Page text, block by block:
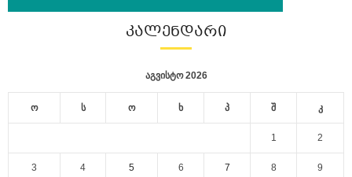
ᲙᲐᲚᲔᲜᲓᲐᲠᲘ
აგვისტო 2026
ო ს ო ხ პ შ კ
1 2
3 4 5 6 7 8 9